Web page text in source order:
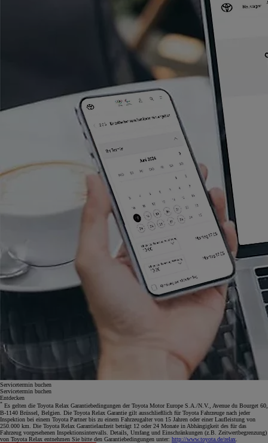
Servicetermin buchen
Servicetermin buchen
Entdecken
* Es gelten die Toyota Relax Garantiebedingungen der Toyota Motor Europe S.A./N.V., Avenue du Bourget 60,
B-1140 Brüssel, Belgien. Die Toyota Relax Garantie gilt ausschließlich für Toyota Fahrzeuge nach jeder
Inspektion bei einem Toyota Partner bis zu einem Fahrzeugalter von 15 Jahren oder einer Laufleistung von
250.000 km. Die Toyota Relax Garantielaufzeit beträgt 12 oder 24 Monate in Abhängigkeit des für das
Fahrzeug vorgesehenen Inspektionsintervalls. Details, Umfang und Einschränkungen (z.B. Zeitwertbegrenzung)
von Toyota Relax entnehmen Sie bitte den Garantiebedingungen unter: http://www.toyota.de/relax